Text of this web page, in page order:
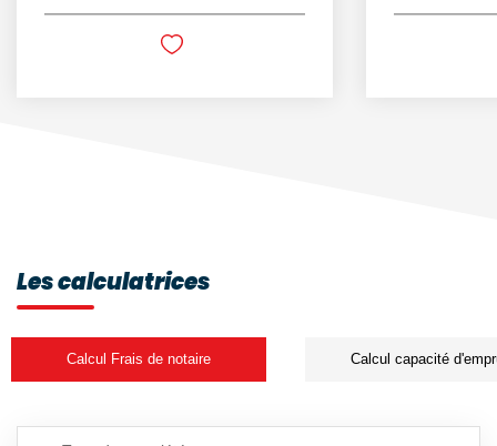
Les calculatrices
Calcul Frais de notaire Calcul capacité